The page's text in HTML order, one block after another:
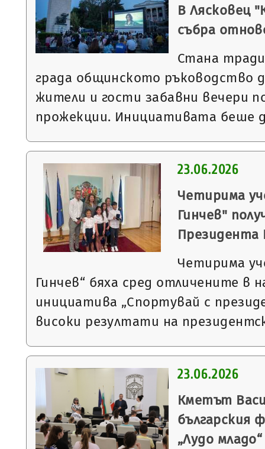
В Лясковец
събра
Стана
града общинското ръководство
жители и гости забавни вечери
прожекции. Инициативата беше
23.06.2026
Четирима
Гинчев"
Президента
Четирима
Гинчев“ бяха сред отличените в
инициатива „Спортувай с
високи резултати на
23.06.2026
Кметът
българския
„Лудо младо“